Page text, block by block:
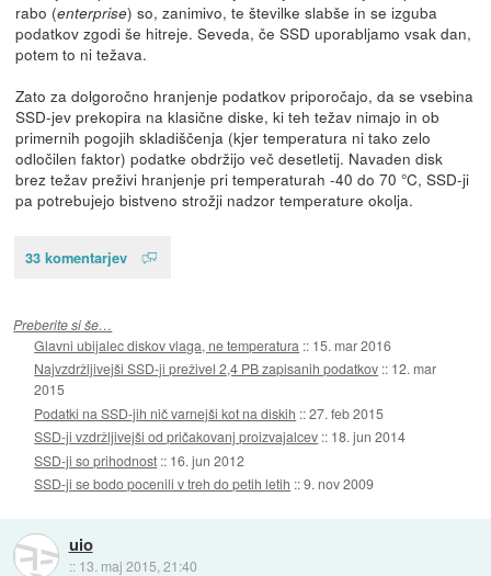
rabo (enterprise) so, zanimivo, te številke slabše in se izguba
podatkov zgodi še hitreje. Seveda, če SSD uporabljamo vsak dan,
potem to ni težava.
Zato za dolgoročno hranjenje podatkov priporočajo, da se vsebina
SSD-jev prekopira na klasične diske, ki teh težav nimajo in ob
primernih pogojih skladiščenja (kjer temperatura ni tako zelo
odločilen faktor) podatke obdržijo več desetletij. Navaden disk
brez težav preživi hranjenje pri temperaturah -40 do 70 °C, SSD-ji
pa potrebujejo bistveno strožji nadzor temperature okolja.
33 komentarjev
Preberite si še…
Glavni ubijalec diskov vlaga, ne temperatura :: 15. mar 2016
Najvzdržljivejši SSD-ji preživel 2,4 PB zapisanih podatkov :: 12. mar
2015
Podatki na SSD-jih nič varnejši kot na diskih ::27. feb 2015
SSD-ji vzdržljivejši od pričakovanj proizvajalcev :: 18. jun 2014
SSD-ji so prihodnost :: 16. jun 2012
SSD-ji se bodo pocenili v treh do petih letih ::9. nov 2009
uio
:: 13. maj 2015, 21:40